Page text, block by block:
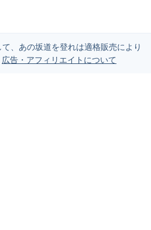
、あの坂道を登れは適格販売により
広告・アフィリエイトについて